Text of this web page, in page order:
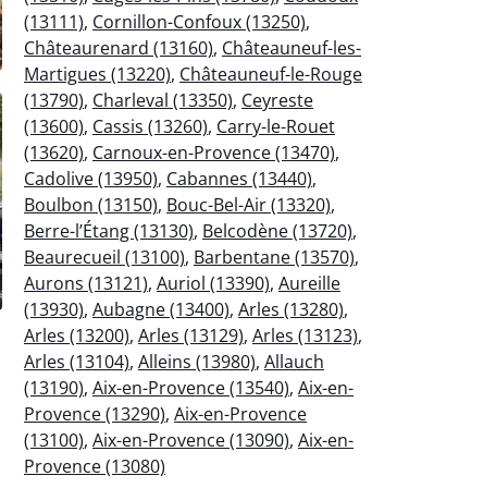
(13111), Cornillon-Confoux (13250),
Châteaurenard (13160), Châteauneuf-les-
Martigues (13220), Châteauneuf-le-Rouge
(13790), Charleval (13350), Ceyreste
(13600), Cassis (13260), Carry-le-Rouet
(13620), Carnoux-en-Provence (13470),
Cadolive (13950), Cabannes (13440),
Boulbon (13150), Bouc-Bel-Air (13320),
Berre-l’Étang (13130), Belcodène (13720),
Beaurecueil (13100), Barbentane (13570),
Aurons (13121), Auriol (13390), Aureille
(13930), Aubagne (13400), Arles (13280),
Arles (13200), Arles (13129), Arles (13123),
Arles (13104), Alleins (13980), Allauch
(13190), Aix-en-Provence (13540), Aix-en-
Provence (13290), Aix-en-Provence
(13100), Aix-en-Provence (13090), Aix-en-
Provence (13080)